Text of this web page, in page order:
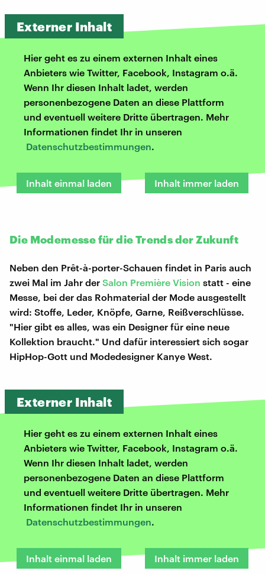
Externer Inhalt
Hier geht es zu einem externen Inhalt eines
Anbieters wie Twitter, Facebook, Instagram o.ä.
Wenn Ihr diesen Inhalt ladet, werden
personenbezogene Daten an diese Plattform
und eventuell weitere Dritte übertragen. Mehr
Informationen findet Ihr in unseren
Datenschutzbestimmungen.
Inhalt einmal laden Inhalt immer laden
Die Modemesse für die Trends der Zukunft
Neben den Prêt-à-porter-Schauen findet in Paris auch
zwei Mal im Jahr der Salon Première Vision statt - eine
Messe, bei der das Rohmaterial der Mode ausgestellt
wird: Stoffe, Leder, Knöpfe, Garne, Reißverschlüsse.
"Hier gibt es alles, was ein Designer für eine neue
Kollektion braucht." Und dafür interessiert sich sogar
HipHop-Gott und Modedesigner Kanye West.
Externer Inhalt
Hier geht es zu einem externen Inhalt eines
Anbieters wie Twitter, Facebook, Instagram o.ä.
Wenn Ihr diesen Inhalt ladet, werden
personenbezogene Daten an diese Plattform
und eventuell weitere Dritte übertragen. Mehr
Informationen findet Ihr in unseren
Datenschutzbestimmungen.
Inhalt einmal laden Inhalt immer laden